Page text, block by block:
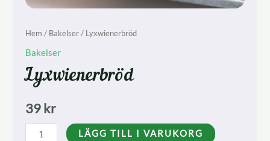
Hem / Bakelser/ Lyxwienerbröd
Bakelser
Lyxwienerbröd
39kr
LyxwienerbrödLÄGG TILL I VARUKORG